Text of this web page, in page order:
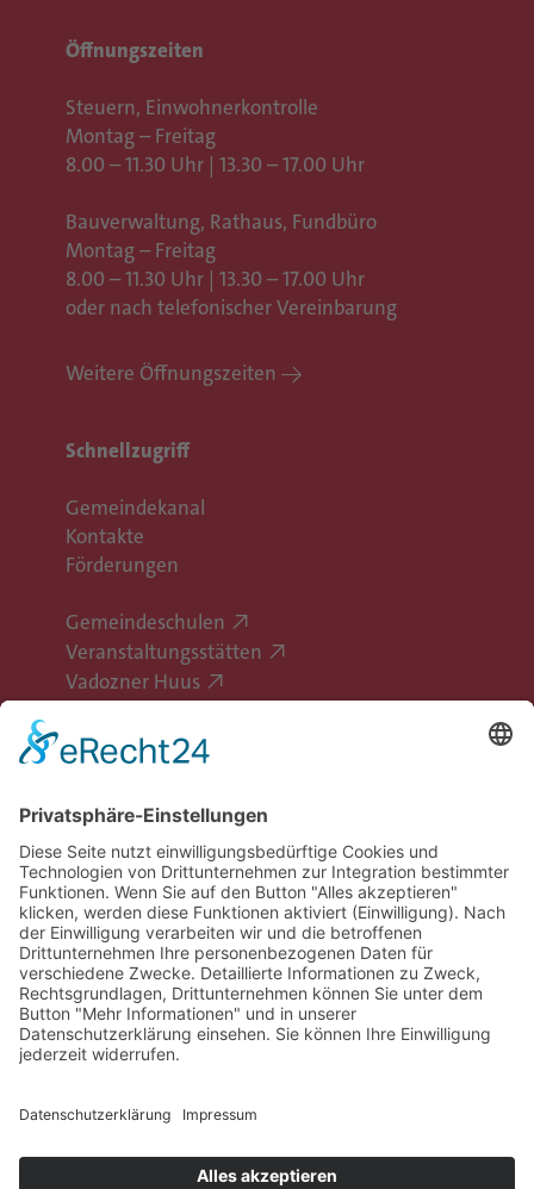
Öffnungszeiten
Steuern, Einwohnerkontrolle
Montag – Freitag
8.00 – 11.30 Uhr | 13.30 – 17.00 Uhr
Bauverwaltung, Rathaus, Fundbüro
Montag – Freitag
8.00 – 11.30 Uhr | 13.30 – 17.00 Uhr
oder nach telefonischer Vereinbarung
Weitere Öffnungszeiten
Schnellzugriff
Gemeindekanal
Kontakte
Förderungen
Gemeindeschulen
Veranstaltungsstätten
Vadozner Huus